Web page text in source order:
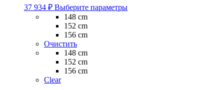
37 934 ₽ Выберите параметрыЭтот
148 cm
152 cm
156 cm
Очистить
148 cm
152 cm
156 cm
Clear